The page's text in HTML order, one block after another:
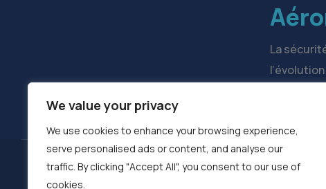
We value your privacy
We use cookies to enhance your browsing experience,
serve personalised ads or content, and analyse our
traffic. By clicking "Accept All", you consent to our use of
cookies.
La
MENTIONS LÉGALES
CONTACT